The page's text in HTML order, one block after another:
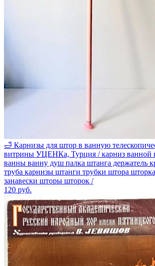
🛁 Карнизы для штор в ванную
витрины УЦЕНКа, Турция / карниз ванной
ванны ванну душ палка штанга держатель
труба карнизы штанги трубки штора
занавески шторы шторок /
120 руб.